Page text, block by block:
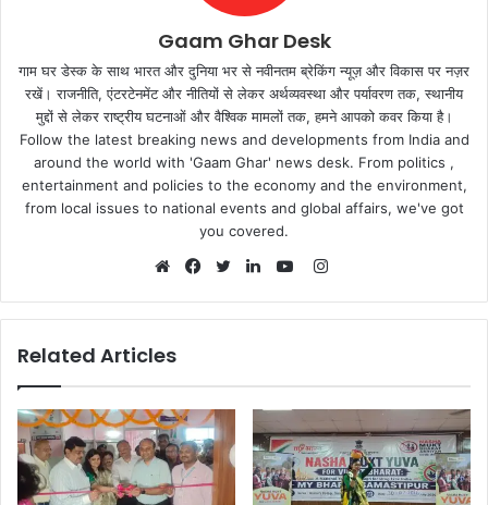
Gaam Ghar Desk
गाम घर डेस्क के साथ भारत और दुनिया भर से नवीनतम ब्रेकिंग न्यूज़ और विकास पर नज़र
रखें। राजनीति, एंटरटेनमेंट और नीतियों से लेकर अर्थव्यवस्था और पर्यावरण तक, स्थानीय
मुद्दों से लेकर राष्ट्रीय घटनाओं और वैश्विक मामलों तक, हमने आपको कवर किया है।
Follow the latest breaking news and developments from India and
around the world with 'Gaam Ghar' news desk. From politics ,
entertainment and policies to the economy and the environment,
from local issues to national events and global affairs, we've got
you covered.
Instagram
Related Articles